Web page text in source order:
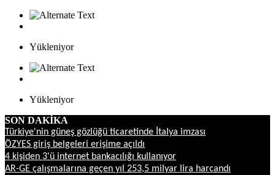
Yükleniyor
Yükleniyor
SON DAKİKA
Türkiye'nin güneş gözlüğü ticaretinde İtalya imzası
ÖZYES giriş belgeleri erişime açıldı
4 kişiden 3'ü internet bankacılığı kullanıyor
AR-GE çalışmalarına geçen yıl 253,5 milyar lira harcandı